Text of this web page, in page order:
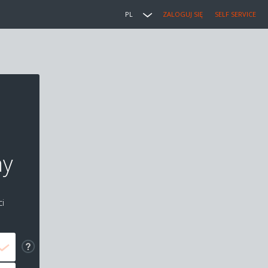
PL ZALOGUJ SIĘ SELF SERVICE